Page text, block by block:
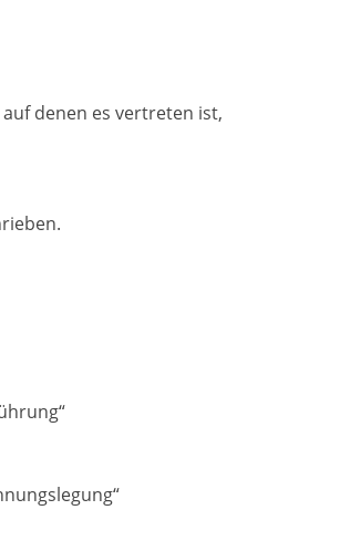
denen es vertreten ist,